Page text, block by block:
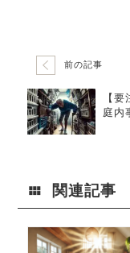
前の記事
【
庭内
実態
徹底
関連記事